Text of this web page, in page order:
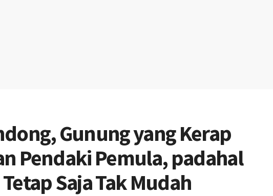
Gunung yang Kerap
Pendaki Pemula, padahal
Saja Tak Mudah